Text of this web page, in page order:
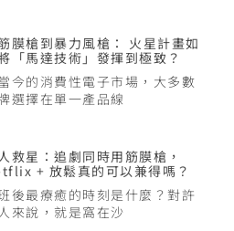
膜槍到暴力風槍： 火星計畫如
「馬達技術」發揮到極致？
今的消費性電子市場，大多數
選擇在單一產品線
救星：追劇同時用筋膜槍，
+ 放鬆真的可以兼得嗎？
後最療癒的時刻是什麼？對許
來說，就是窩在沙